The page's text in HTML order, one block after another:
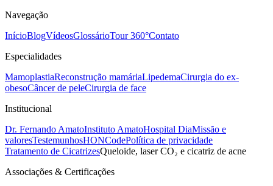
Navegação
InícioBlogVídeosGlossárioTour 360°Contato
Especialidades
MamoplastiaReconstrução mamáriaLipedemaCirurgia do ex-
obesoCâncer de peleCirurgia de face
Institucional
Dr. Fernando AmatoInstituto AmatoHospital DiaMissão e
valoresTestemunhosHONCodePolítica de privacidade
Tratamento de CicatrizesQueloide, laser CO₂ e cicatriz de acne
Associações & Certificações